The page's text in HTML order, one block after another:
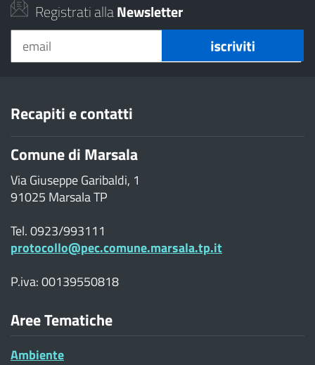
Registrati allaNewsletter
Recapiti e contatti
Comune di Marsala
Via Giuseppe Garibaldi, 1
91025 Marsala TP
Tel. 0923/993111
protocollo@pec.comune.marsala.tp.it
P.iva: 00139550818
Aree Tematiche
Ambiente